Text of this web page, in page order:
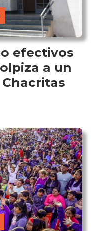
efectivos
a un